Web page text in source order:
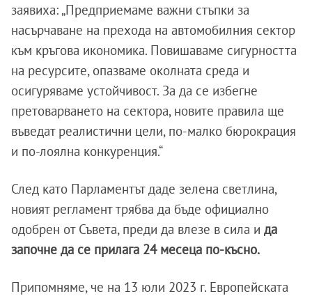
заявиха: „Предприемаме важни стъпки за
насърчаване на прехода на автомобилния сектор
към кръгова икономика. Повишаваме сигурността
на ресурсите, опазваме околната среда и
осигуряваме устойчивост. За да се избегне
претоварването на сектора, новите правила ще
въведат реалистични цели, по-малко бюрокрация
и по-лоялна конкуренция.“
След като Парламентът даде зелена светлина,
новият регламент трябва да бъде официално
одобрен от Съвета, преди да влезе в сила и да
започне да се прилага 24 месеца по-късно.
Припомняме, че на 13 юли 2023 г. Европейската